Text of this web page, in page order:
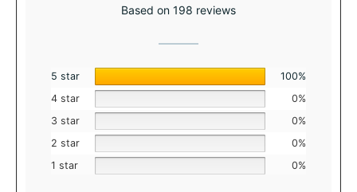
伊兹图祖海滩位于达利扬河入海口，是土耳其最著名的海滩之
止游客进入。此处是淡水与海水交汇的天然屏障，游客可同时
体验两种水域。 古卡乌诺斯城：深入历史之旅 古卡乌诺斯城紧
邻达利扬河，曾是古代港口城市，历史可追溯至公元前10世
纪。城内重要建筑包括剧场、浴场、神庙和广场。作为吕基亚
与卡里亚文明之间的交通枢纽，具有战略意义。游客下船后步
行即可抵达。考古发掘揭示了该地区的丰富历史。
国王陵墓：岩雕艺术的巅峰
Based on 198 reviews
5 star
100%
4 star
0%
3 star
0%
2 star
0%
1 star
0%